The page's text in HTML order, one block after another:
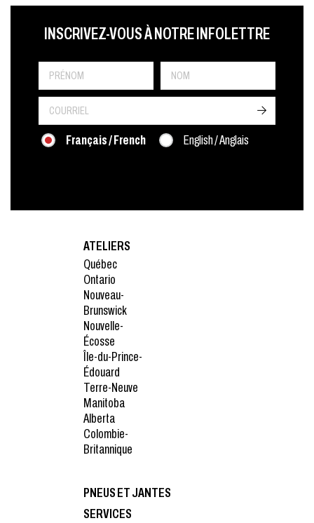
PRÉNOM
LAST NAME
INSCRIVEZ-VOUS À NOTRE INFOLETTRE
LANGUE
Français / French English / Anglais
->
ATELIERS
Québec
Ontario
Nouveau-
Brunswick
Nouvelle-
Écosse
Île-du-Prince-
Édouard
Terre-Neuve
Manitoba
Alberta
Colombie-
Britannique
PNEUS ET JANTES
SERVICES